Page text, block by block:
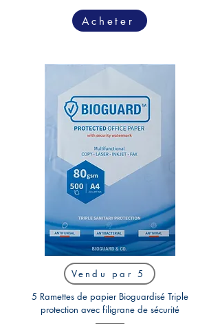
Acheter
Vendu par 5
5 Ramettes de papier Bioguardisé Triple
protection avec filigrane de sécurité